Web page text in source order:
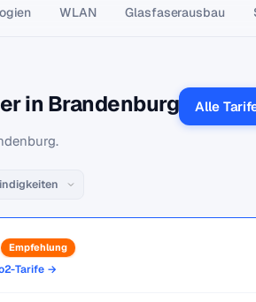
WLAN Glasfaser­ausbau
in Brandenburg Alle
Empfehlung
Tarife →